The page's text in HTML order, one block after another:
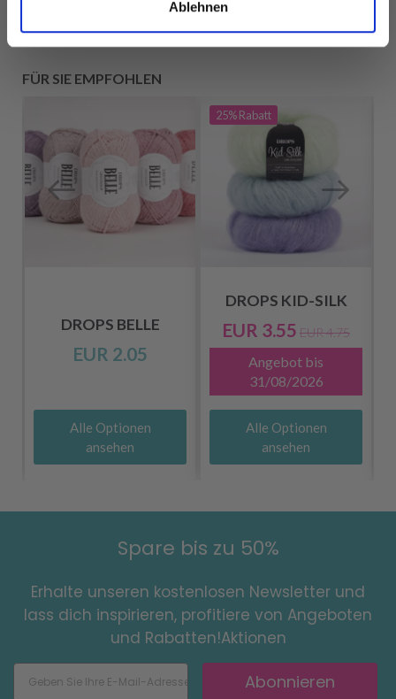
Ablehnen
FÜR SIE EMPFOHLEN
DROPS BELLE
EUR 2.05
Alle Optionen
ansehen
25%Rabatt
DROPS KID-SILK
EUR 3.55 EUR 4.75
Angebot bis
31/08/2026
Alle Optionen
ansehen
Spare bis zu 50%
Erhalte unseren kostenlosen Newsletter und
lass dich inspirieren, profitiere von Angeboten
und Rabatten!Aktionen
Abonnieren